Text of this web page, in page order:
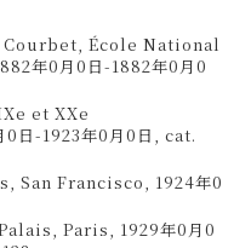
École National
年0月0日-1882年0月0
et XXe
日-1923年0月0日, cat.
Francisco, 1924年0
Paris, 1929年0月0